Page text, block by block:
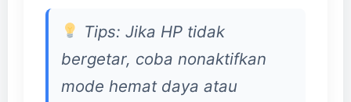
Tips: Jika HP tidak
bergetar, coba nonaktifkan
mode hemat daya atau